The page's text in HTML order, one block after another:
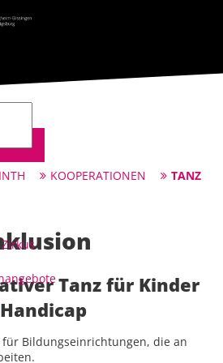
KOOPERATIONEN
TANZ
Tanz für Kinder
für Bildungseinrichtungen, die an